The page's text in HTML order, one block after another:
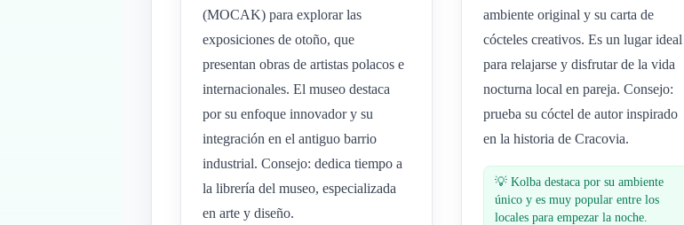
(MOCAK) para explorar las
exposiciones de otoño, que
presentan obras de artistas polacos e
internacionales. El museo destaca
por su enfoque innovador y su
integración en el antiguo barrio
industrial. Consejo: dedica tiempo a
la librería del museo, especializada
en arte y diseño.
ambiente original y su carta de
cócteles creativos. Es un lugar ideal
para relajarse y disfrutar de la vida
nocturna local en pareja. Consejo:
prueba su cóctel de autor inspirado
en la historia de Cracovia.
💡Kolba destaca por su ambiente
único y es muy popular entre los
locales para empezar la noche.